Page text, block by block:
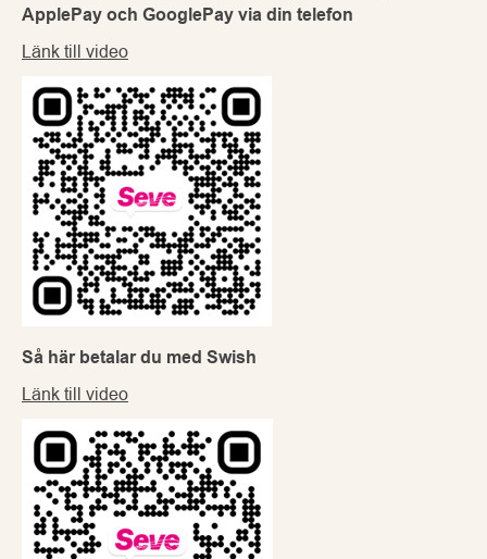
ApplePay och GooglePay via din telefon
Länk till video
Så här betalar du med Swish
Länk till video